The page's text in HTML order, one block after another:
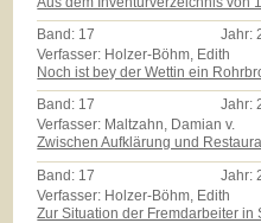
Band: 17 Jahr:
Verfasser: Holzer-Böhm, Edith
Noch ist bey der Wettin ein
Band: 17 Jahr:
Verfasser: Maltzahn, Damian v.
Zwischen Aufklärung und
Band: 17 Jahr:
Verfasser: Holzer-Böhm, Edith
Zur Situation der Fremdarbeiter in